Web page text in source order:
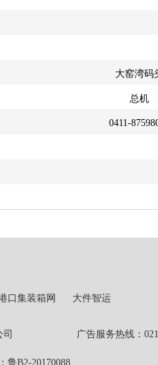
大窑湾码
总机
0411-
口集装箱网
大件智运
限公司 广告服务热线：021-
鲁B2-20170088